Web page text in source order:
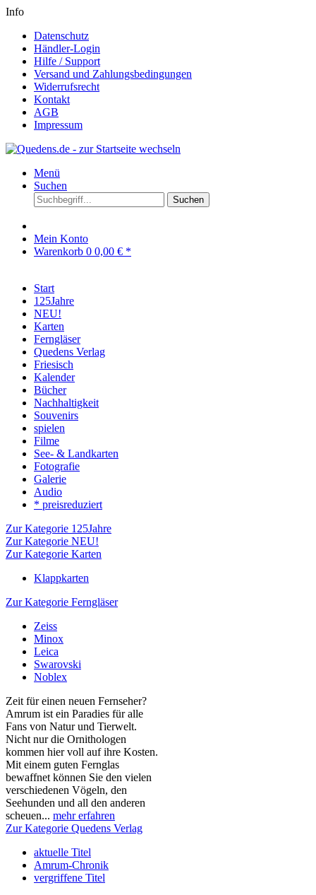
Info
Datenschutz
Händler-Login
Hilfe / Support
Versand und Zahlungsbedingungen
Widerrufsrecht
Kontakt
AGB
Impressum
Menü
Suchen
Suchen
Mein Konto
Warenkorb 0 0,00 € *
Start
125Jahre
NEU!
Karten
Ferngläser
Quedens Verlag
Friesisch
Kalender
Bücher
Nachhaltigkeit
Souvenirs
spielen
Filme
See- & Landkarten
Fotografie
Galerie
Audio
* preisreduziert
Zur Kategorie 125Jahre
Zur Kategorie NEU!
Zur Kategorie Karten
Klappkarten
Zur Kategorie Ferngläser
Zeiss
Minox
Leica
Swarovski
Noblex
Zeit für einen neuen Fernseher?
Amrum ist ein Paradies für alle
Fans von Natur und Tierwelt.
Nicht nur die Ornithologen
kommen hier voll auf ihre Kosten.
Mit einem guten Fernglas
bewaffnet können Sie den vielen
verschiedenen Vögeln, den
Seehunden und all den anderen
scheuen... mehr erfahren
Zur Kategorie Quedens Verlag
aktuelle Titel
Amrum-Chronik
vergriffene Titel